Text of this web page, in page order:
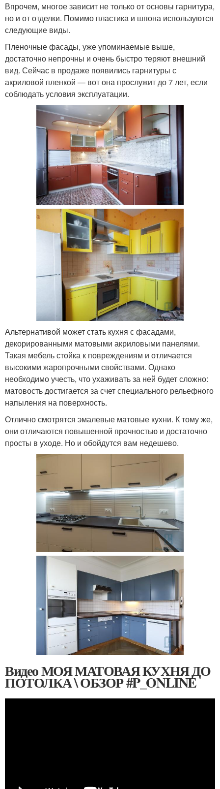
Впрочем, многое зависит не только от основы гарнитура,
но и от отделки. Помимо пластика и шпона используются
следующие виды.
Пленочные фасады, уже упоминаемые выше,
достаточно непрочны и очень быстро теряют внешний
вид. Сейчас в продаже появились гарнитуры с
акриловой пленкой — вот она прослужит до 7 лет, если
соблюдать условия эксплуатации.
Альтернативой может стать кухня с фасадами,
декорированными матовыми акриловыми панелями.
Такая мебель стойка к повреждениям и отличается
высокими жаропрочными свойствами. Однако
необходимо учесть, что ухаживать за ней будет сложно:
матовость достигается за счет специального рельефного
напыления на поверхность.
Отлично смотрятся эмалевые матовые кухни. К тому же,
они отличаются повышенной прочностью и достаточно
просты в уходе. Но и обойдутся вам недешево.
Видео МОЯ МАТОВАЯ КУХНЯ ДО
ПОТОЛКА \ ОБЗОР #P_ONLINE